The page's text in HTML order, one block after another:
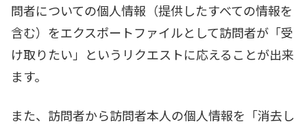
問者についての個人情報（提供したすべての情報を
含む）をエクスポートファイルとして訪問者が「受
け取りたい」というリクエストに応えることが出来
ます。
また、訪問者から訪問者本人の個人情報を「消去し